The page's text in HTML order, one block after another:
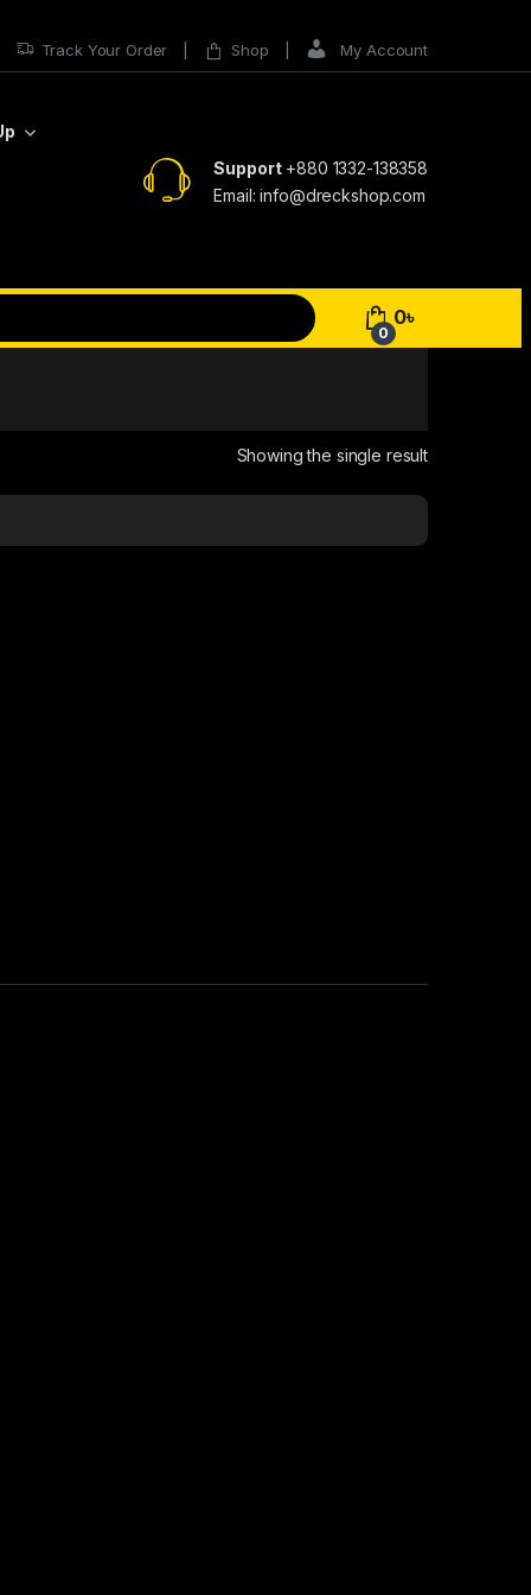
Track Your Order Shop My Account
Support+880 1332-138358
Email: info@dreckshop.com
0
0৳
Showing the single result